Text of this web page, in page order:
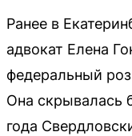
Ранее в
адвокат Елена
федеральный
Она скрывалась
года